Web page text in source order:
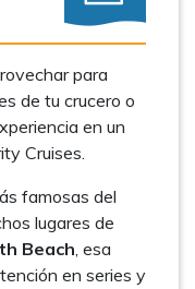
para
de tu crucero o
en un
Cruises.
famosas del
lugares de
Beach, esa
en series y